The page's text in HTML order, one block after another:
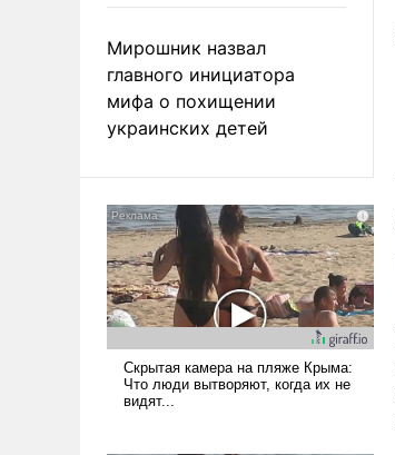
Мирошник назвал
главного инициатора
мифа о похищении
украинских детей